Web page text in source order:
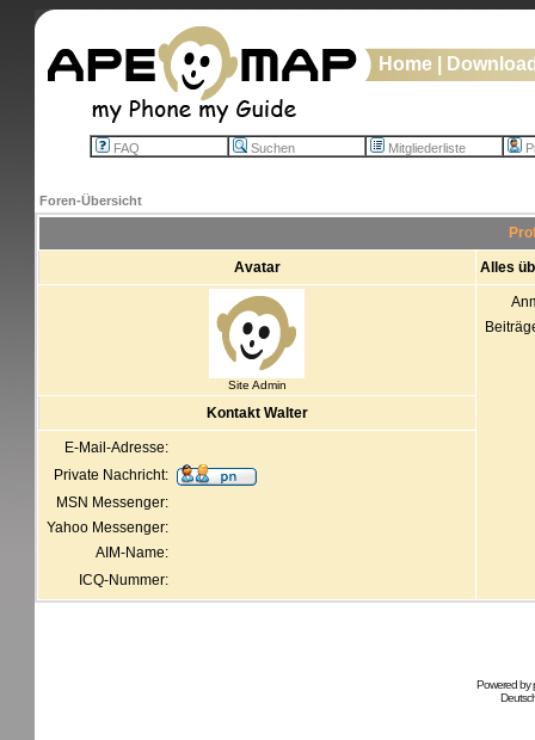
Home
FAQ Suchen Mitgliederliste
Foren-Übersicht
Avatar Alles
Site Admin
Kontakt Walter
E-Mail-Adresse:
Private Nachricht:
MSN Messenger:
Yahoo Messenger:
AIM-Name:
ICQ-Nummer:
Powered by